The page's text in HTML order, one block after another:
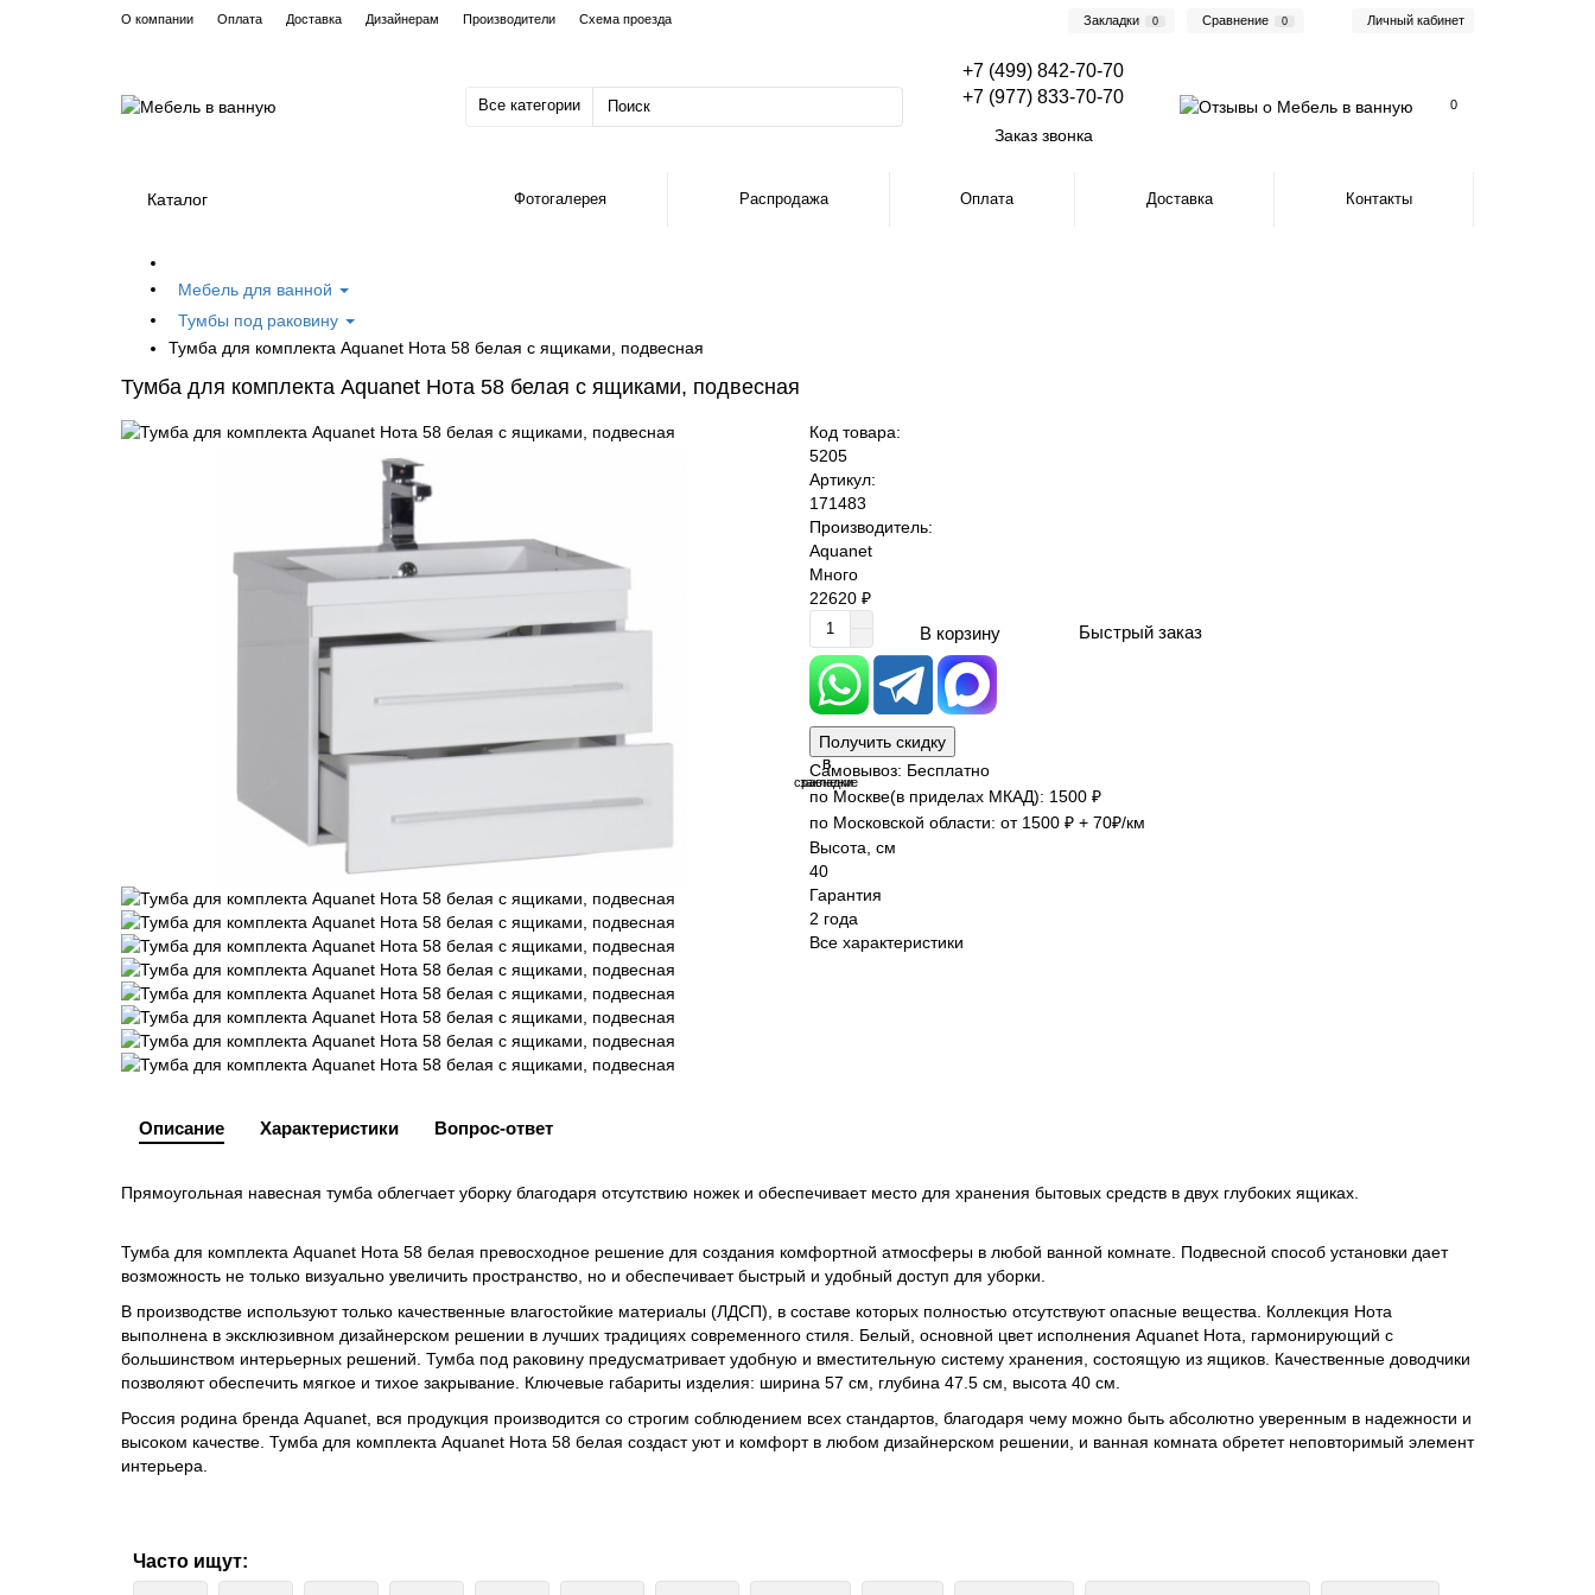
О компании Оплата Доставка Дизайнерам Производители Схема проезда Закладки 0 Сравнение 0 Личный кабинет
Все категории
+7 (499) 842-70-70
+7 (977) 833-70-70
Заказ звонка
0
Каталог Фотогалерея Распродажа Оплата Доставка Контакты
Мебель для ванной
Тумбы под раковину
Тумба для комплекта Aquanet Нота 58 белая с ящиками, подвесная
Тумба для комплекта Aquanet Нота 58 белая с ящиками, подвесная
Код товара:
5205
Артикул:
171483
Производитель:
Aquanet
Много
22620 ₽
В корзину Быстрый заказ
Получить скидку
В
закладки
В
сравнение
Самовывоз: Бесплатно
по Москве(в приделах МКАД): 1500 ₽
по Московской области: от 1500 ₽ + 70₽/км
Высота, см
40
Гарантия
2 года
Все характеристики
Описание Характеристики Вопрос-ответ
Прямоугольная навесная тумба облегчает уборку благодаря отсутствию ножек и обеспечивает место для хранения бытовых средств в двух глубоких ящиках.
Тумба для комплекта Aquanet Нота 58 белая превосходное решение для создания комфортной атмосферы в любой ванной комнате. Подвесной способ установки дает
возможность не только визуально увеличить пространство, но и обеспечивает быстрый и удобный доступ для уборки.
В производстве используют только качественные влагостойкие материалы (ЛДСП), в составе которых полностью отсутствуют опасные вещества. Коллекция Нота
выполнена в эксклюзивном дизайнерском решении в лучших традициях современного стиля. Белый, основной цвет исполнения Aquanet Нота, гармонирующий с
большинством интерьерных решений. Тумба под раковину предусматривает удобную и вместительную систему хранения, состоящую из ящиков. Качественные доводчики
позволяют обеспечить мягкое и тихое закрывание. Ключевые габариты изделия: ширина 57 см, глубина 47.5 см, высота 40 см.
Россия родина бренда Aquanet, вся продукция производится со строгим соблюдением всех стандартов, благодаря чему можно быть абсолютно уверенным в надежности и
высоком качестве. Тумба для комплекта Aquanet Нота 58 белая создаст уют и комфорт в любом дизайнерском решении, и ванная комната обретет неповторимый элемент
интерьера.
Часто ищут: